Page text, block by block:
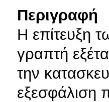
Περιγραφή
Η επίτευξη
γραπτή
την
εξεσφάλιση